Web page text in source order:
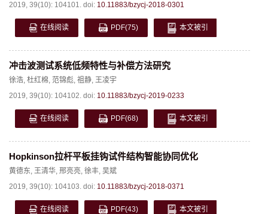
2019, 39(10): 104101. doi: 10.11883/bzycj-2018-0301
在线阅读 PDF(75) 本文被引
冲击波测试系统低频特性与补偿方法研究
徐浩, 杜红棉, 范锦彪, 祖静, 王凌宇
2019, 39(10): 104102. doi: 10.11883/bzycj-2019-0233
在线阅读 PDF(68) 本文被引
Hopkinson拉杆平板挂钩试件结构智能协同优化
黄德东, 王清华, 邢亮亮, 徐丰, 吴斌
2019, 39(10): 104103. doi: 10.11883/bzycj-2018-0371
在线阅读 PDF(43) 本文被引